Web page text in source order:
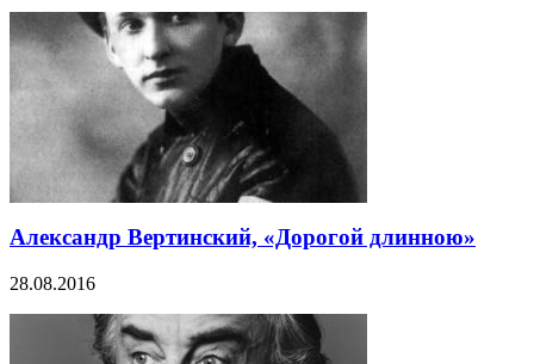
Александр Вертинский, «Дорогой длинною»
28.08.2016